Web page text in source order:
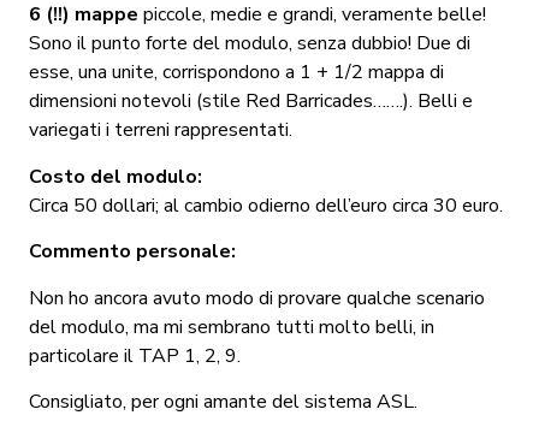
6 (!!) mappe piccole, medie e grandi, veramente belle!
Sono il punto forte del modulo, senza dubbio! Due di
esse, una unite, corrispondono a 1 + 1/2 mappa di
dimensioni notevoli (stile Red Barricades…….). Belli e
variegati i terreni rappresentati.
Costo del modulo:
Circa 50 dollari; al cambio odierno dell’euro circa 30 euro.
Commento personale:
Non ho ancora avuto modo di provare qualche scenario
del modulo, ma mi sembrano tutti molto belli, in
particolare il TAP 1, 2, 9.
Consigliato, per ogni amante del sistema ASL.